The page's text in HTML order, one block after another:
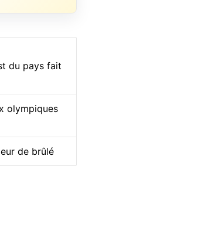
du pays fait
olympiques
de brûlé